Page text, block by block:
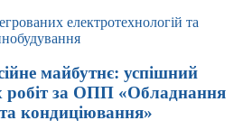
електротехнологій та
майбутнє: успішний
робіт за ОПП «Обладнання
кондиціювання»